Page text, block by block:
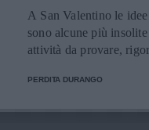
A San Valentino le
sono alcune più
attività da provare,
PERDITA DURANGO